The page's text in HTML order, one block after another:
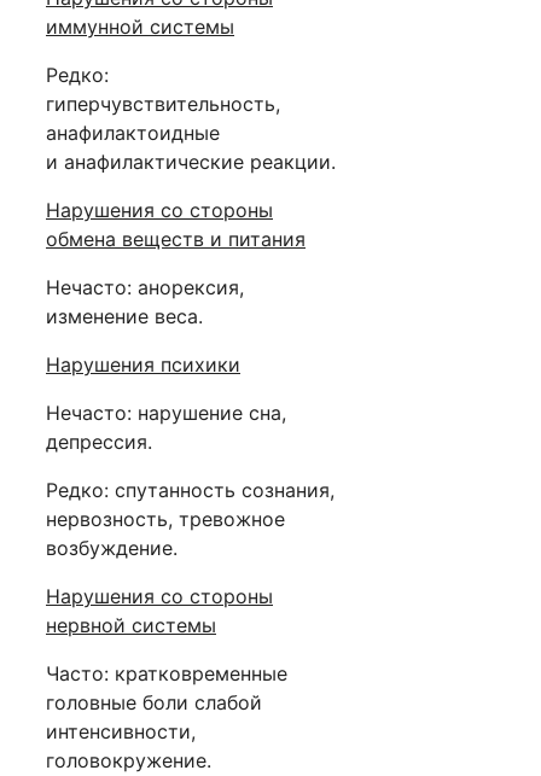
иммунной системы
Редко:
гиперчувствительность,
анафилактоидные
и анафилактические реакции.
Нарушения со стороны
обмена веществ и питания
Нечасто: анорексия,
изменение веса.
Нарушения психики
Нечасто: нарушение сна,
депрессия.
Редко: спутанность сознания,
нервозность, тревожное
возбуждение.
Нарушения со стороны
нервной системы
Часто: кратковременные
головные боли слабой
интенсивности,
головокружение.